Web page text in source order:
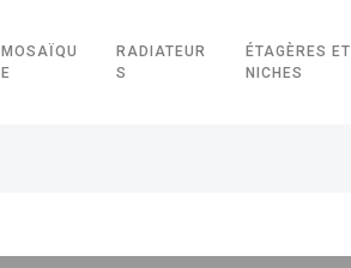
MOSAÏQU
E
RADIATEUR
S
ÉTAGÈRES ET
NICHES